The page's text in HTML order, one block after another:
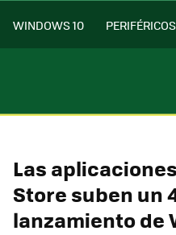
WINDOWS 10 PERIFÉRICOS
Las
Store suben un
lanzamiento de